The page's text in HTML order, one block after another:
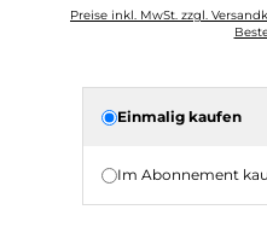
Preise inkl. MwSt. zzgl.
Einmalig kaufen
Im Abonnement